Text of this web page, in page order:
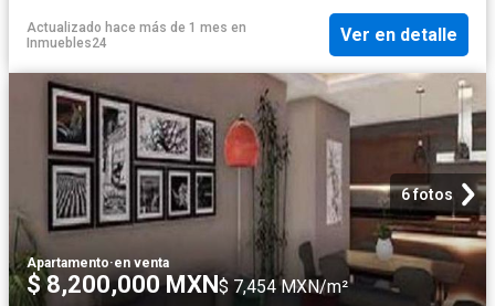
Actualizado hace más de 1 mes en
Inmuebles24
Ver en detalle
6 fotos
Apartamento·en venta
$ 8,200,000 MXN$ 7,454 MXN/m²